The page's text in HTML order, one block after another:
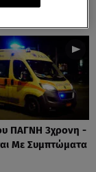
Τροχαίο
ΠΑΓΝΗ 3χρονη -
Με Συμπτώματα